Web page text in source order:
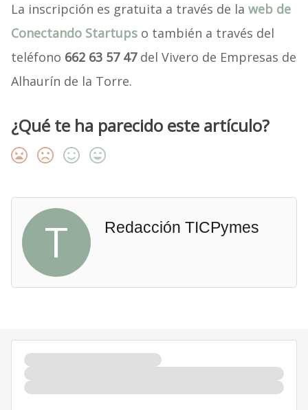
La inscripción es gratuita a través de la web de
Conectando Startupso también a través del
teléfono 662 63 57 47del Vivero de Empresas de
Alhaurín de la Torre.
¿Qué te ha parecido este artículo?
T Redacción TICPymes